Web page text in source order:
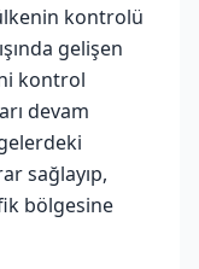
kontrolü
gelişen
kontrol
devam
sağlayıp,
bölgesine